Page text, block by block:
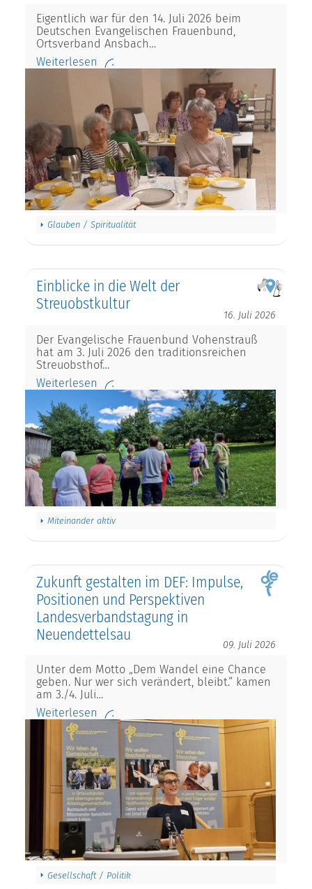
Eigentlich war für den 14. Juli 2026 beim
Deutschen Evangelischen Frauenbund,
Ortsverband Ansbach…
Weiterlesen
Glauben / Spiritualität
Einblicke in die Welt der
Streuobstkultur
16. Juli 2026
Der Evangelische Frauenbund Vohenstrauß
hat am 3. Juli 2026 den traditionsreichen
Streuobsthof…
Weiterlesen
Miteinander aktiv
Zukunft gestalten im DEF: Impulse,
Positionen und Perspektiven
Landesverbandstagung in
Neuendettelsau
09. Juli 2026
Unter dem Motto „Dem Wandel eine Chance
geben. Nur wer sich verändert, bleibt.“ kamen
am 3./4. Juli…
Weiterlesen
Gesellschaft / Politik